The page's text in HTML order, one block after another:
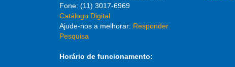
Fone: (11) 3017-6969
Catálogo Digital
Ajude-nos a melhorar: Responder
Pesquisa
Horário de funcionamento: